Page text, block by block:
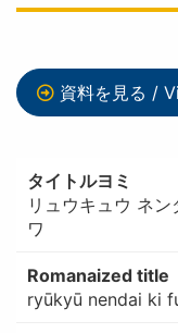
資料を見る /
タイトルヨミ
リュウキュウ ネ
ワ
Romanaized title
ryūkyū nendai ki